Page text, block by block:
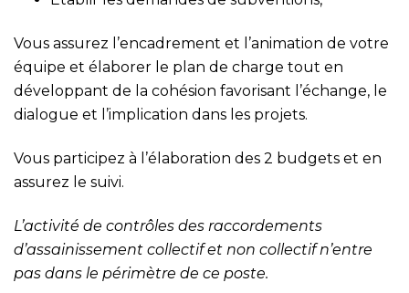
Vous assurez l’encadrement et l’animation de votre
équipe et élaborer le plan de charge tout en
développant de la cohésion favorisant l’échange, le
dialogue et l’implication dans les projets.
Vous participez à l’élaboration des 2 budgets et en
assurez le suivi.
L’activité de contrôles des raccordements
d’assainissement collectif et non collectif n’entre
pas dans le périmètre de ce poste.